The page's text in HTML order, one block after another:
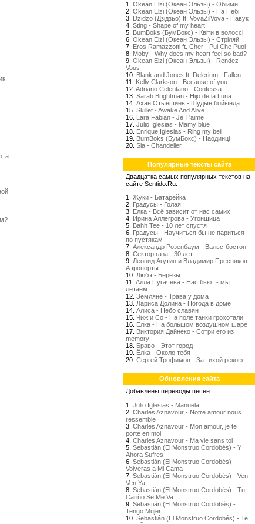
1. Okean Elzi (Океан Эльзы) - Обійми
2. Okean Elzi (Океан Эльзы) - На Небі
3. Dzidzo (Дзідзьо) ft. VovaZilVova - Павук
4. Sting - Shape of my heart
5. BumBoks (БумБокс) - Квіти в волоссі
6. Okean Elzi (Океан Эльзы) - Стрiляй
7. Eros Ramazzotti ft. Cher - Pui Che Puoi
8. Moby - Why does my heart feel so bad?
9. Okean Elzi (Океан Эльзы) - Rendez-
Vous
10. Blank and Jones ft. Delerium - Fallen
11. Kelly Clarkson - Because of you
12. Adriano Celentano - Confessa
13. Sarah Brightman - Hijo de la Luna
14. Ахан Отыншиев - Шудын бойында
15. Skillet - Awake And Alive
16. Lara Fabian - Je T'aime
17. Julio Iglesias - Mamy blue
18. Enrique Iglesias - Ring my bell
19. BumBoks (БумБокс) - Наодинці
20. Sia - Chandelier
Популярные тексты сайта
Двадцатка самых популярных текстов на
сайте Sentido.Ru:
1. Жуки - Батарейка
2. Градусы - Голая
3. Ёлка - Всё зависит от нас самих
4. Ирина Аллегрова - Угонщица
5. Bahh Tee - 10 лет спустя
6. Градусы - Научиться бы не париться
по пустякам
7. Александр Розенбаум - Вальс-бостон
8. Сектор газа - 30 лет
9. Леонид Агутин и Владимир Пресняков -
Аэропорты
10. Любэ - Березы
11. Алла Пугачева - Нас бьют - мы
летаем
12. Земляне - Трава у дома
13. Лариса Долина - Погода в доме
14. Алиса - Небо славян
15. Чиж и Со - На поле танки грохотали
16. Ёлка - На большом воздушном шаре
17. Виктория Дайнеко - Сотри его из
memory
18. Браво - Этот город
19. Ёлка - Около тебя
20. Сергей Трофимов - За тихой рекою
Обновления сайта
Добавлены переводы песен:
1. Julio Iglesias - Manuela
2. Charles Aznavour - Notre amour nous
ressemble
3. Charles Aznavour - Mon amour, je te
porte en moi
4. Charles Aznavour - Ma vie sans toi
5. Sebastián (El Monstruo Cordobés) - Y
Ahora Sufres
6. Sebastián (El Monstruo Cordobés) -
Volveras a Mi Cama
7. Sebastián (El Monstruo Cordobés) - Ven,
Ven Ya
8. Sebastián (El Monstruo Cordobés) - Tu
Cariño Se Me Va
9. Sebastián (El Monstruo Cordobés) -
Tengo Mujer
10. Sebastián (El Monstruo Cordobés) - Te